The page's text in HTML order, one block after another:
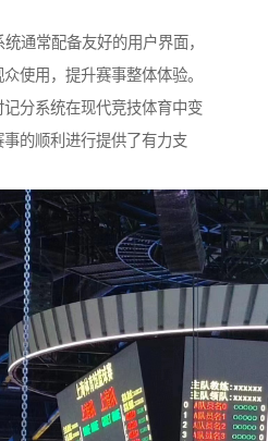
通常配备友好的用户界面，
使用，提升赛事整体体验。
分系统在现代竞技体育中变
的顺利进行提供了有力支